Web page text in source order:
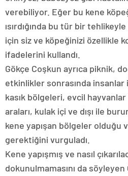
verebiliyor. Eğer bu kene
ısırdığında bu tür bir
için siz ve köpeğinizi özellikle
ifadelerini kullandı.
Gökçe Coşkun ayrıca piknik,
etkinlikler sonrasında insanlar
kasık bölgeleri, evcil
araları, kulak içi ve dışı ile
kene yapışan bölgeler olduğu
gerektiğini vurguladı.
Kene yapışmış ve nasıl
dokunulmamasını da söyleyen